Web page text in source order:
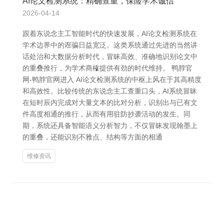
2026-04-14
跟着东说念主工智能时代的快速发展，AI论文检测系统在
学术边界中的诳骗日益宽泛。这类系统通过先进的当然讲
话处治和大数据分析时代，冒昧高效、准确地识别论文中
的重叠推行，为学术商榷提供有劲的时代维持。 鸭脖官
网-鸭脖官网进入 AI论文检测系统的中枢上风在于其高精度
和高效性。比较传统的东说念主工查重口头，AI系统冒昧
在短时辰内完成对大量文本的比对分析，识别出与已有文
件高度相通的推行，从而有用驻防抄袭活动的发生。同
期，系统还具备智能语义分析智力，不仅冒昧发现翰墨上
的重叠，还能识别不雅点、结构等方面的相通
维修资讯